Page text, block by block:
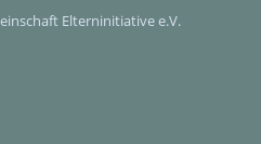
Elterninitiative e.V.